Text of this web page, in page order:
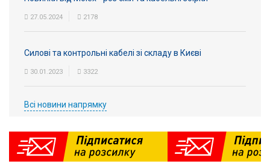
Підтримка
Блог
27.05.2024 2178
Силові та контрольні кабелі зі складу в Києві
30.01.2023 3322
Всі новини напрямку